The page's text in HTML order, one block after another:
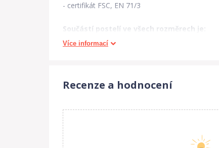
- certifikát FSC, EN 71/3
Součástí postelí ve všech rozměrech je:
- 1 x úložný prostor s funkci spaní
- dřevěná konstrukce z borovicového dřeva
- šuplík z lamina
Rozměry:
Více informací
Recenze a hodnocení